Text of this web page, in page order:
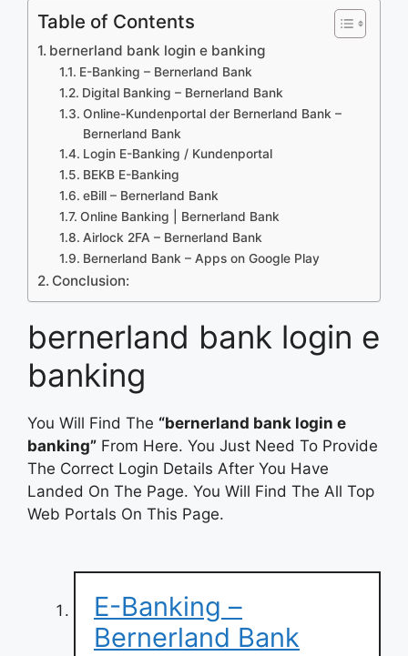
Table of Contents
bernerland bank login e banking
E-Banking – Bernerland Bank
Digital Banking – Bernerland Bank
Online-Kundenportal der Bernerland Bank –
Bernerland Bank
Login E-Banking / Kundenportal
BEKB E-Banking
eBill – Bernerland Bank
Online Banking | Bernerland Bank
Airlock 2FA – Bernerland Bank
Bernerland Bank – Apps on Google Play
Conclusion:
bernerland bank login e
banking
You Will Find The “bernerland bank login e
banking” From Here. You Just Need To Provide
The Correct Login Details After You Have
Landed On The Page. You Will Find The All Top
Web Portals On This Page.
E-Banking –
Bernerland Bank